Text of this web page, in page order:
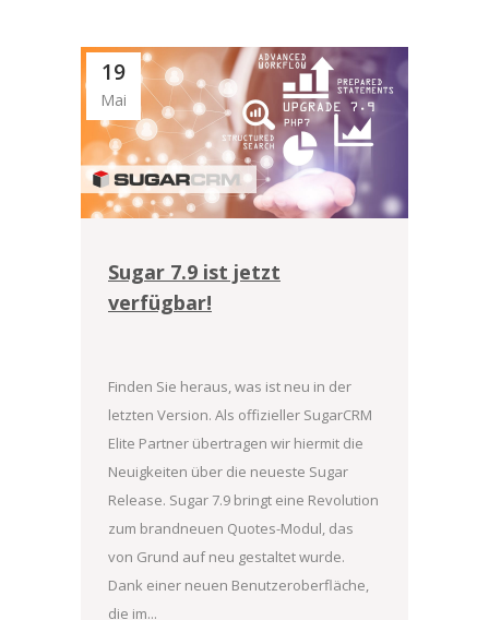
19
Mai
Sugar 7.9 ist jetzt
verfügbar!
Finden Sie heraus, was ist neu in der
letzten Version. Als offizieller SugarCRM
Elite Partner übertragen wir hiermit die
Neuigkeiten über die neueste Sugar
Release. Sugar 7.9 bringt eine Revolution
zum brandneuen Quotes-Modul, das
von Grund auf neu gestaltet wurde.
Dank einer neuen Benutzeroberfläche,
die im...